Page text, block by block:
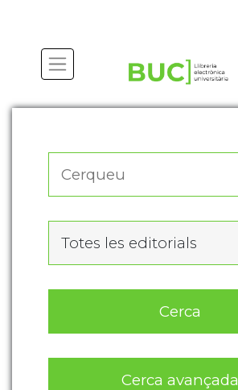
Totes les editorials
Cerca
Cerca avançada